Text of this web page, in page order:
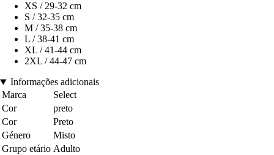
XS / 29-32 cm
S / 32-35 cm
M / 35-38 cm
L / 38-41 cm
XL / 41-44 cm
2XL / 44-47 cm
Informações adicionais
Marca
Select
Cor
preto
Cor
Preto
Género
Misto
Grupo etário Adulto